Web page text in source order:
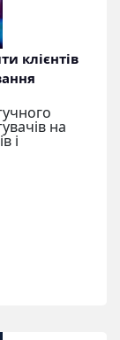
клієнтів
на
і